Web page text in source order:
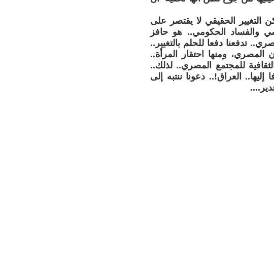
الحقيقي لا يقتصر على
والفساد الحكومي.. هو حافز
تدفعنا دفعا للحلم بالتغيير..
المصري، ومنها احتقار المرأة..
للمجتمع المصري.. لذلك..
العراق!.. دعونا ننتبه إلى